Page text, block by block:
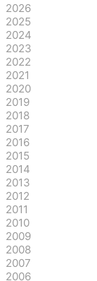
2026
2025
2024
2023
2022
2021
2020
2019
2018
2017
2016
2015
2014
2013
2012
2011
2010
2009
2008
2007
2006